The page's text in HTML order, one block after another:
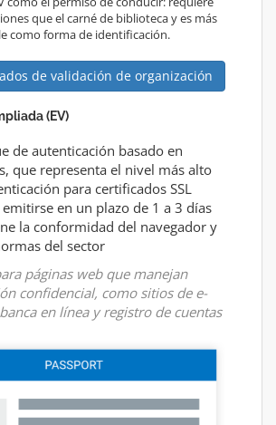
que el carné de biblioteca y es más
como forma de identificación.
de validación de organización
(EV)
de autenticación basado en
que representa el nivel más alto
para certificados SSL
emitirse en un plazo de 1 a 3 días
la conformidad del navegador y
del sector
páginas web que manejan
confidencial, como sitios de e-
en línea y registro de cuentas